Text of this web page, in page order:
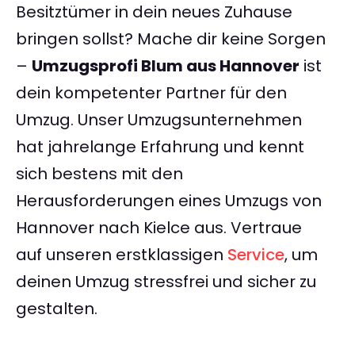
Besitztümer in dein neues Zuhause
bringen sollst? Mache dir keine Sorgen
– Umzugsprofi Blum aus Hannover ist
dein kompetenter Partner für den
Umzug. Unser Umzugsunternehmen
hat jahrelange Erfahrung und kennt
sich bestens mit den
Herausforderungen eines Umzugs von
Hannover nach Kielce aus. Vertraue
auf unseren erstklassigen Service, um
deinen Umzug stressfrei und sicher zu
gestalten.